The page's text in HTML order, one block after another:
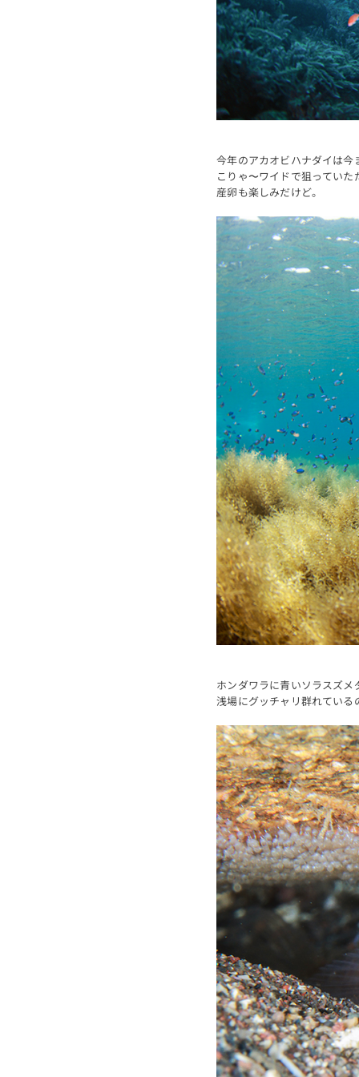
今年のアカオビハナダイは
こりゃ〜ワイドで狙っていた
産卵も楽しみだけど。
ホンダワラに青いソラスズ
浅場にグッチャリ群れてい